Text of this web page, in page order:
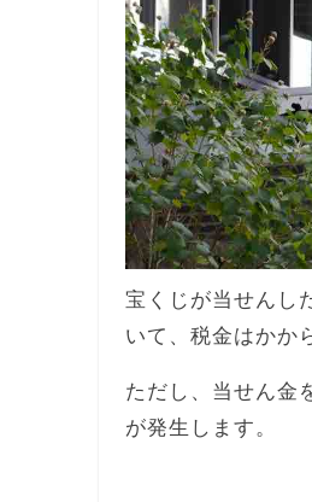
宝くじが当せんし
いて、税金はかか
ただし、当せん金
が発生します。